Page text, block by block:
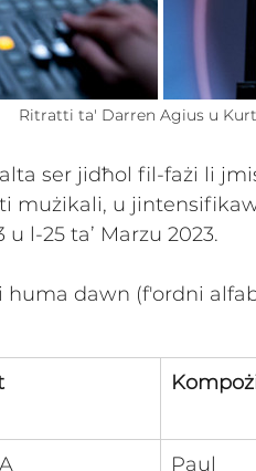
Ritratti ta' Darren Agius u
ser jidħol fil-fażi li
mużikali, u
l-25 ta’ Marzu 2023.
dawn (f'ordni
Paul